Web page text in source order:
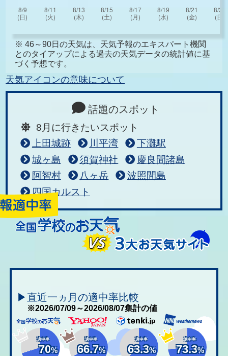
※ 46～90日の天気は、天気予報のエキスパート機関
とのタイアップによる過去の天気データの統計値に基
づく予想です。
天気アイコンの意味について
話題のスポット
8月に行きたいスポット
上田城跡
川平湾
下灘駅
城ヶ島
須賀神社
慶良間諸島
阿智村
八ヶ岳
波照間島
四国カルスト
▶直近一ヵ月の適中率比較
※2026/07/09～2026/08/07集計の値
適中率
70%
適中率
66.7%
適中率
63.3%
適中率
73.3%